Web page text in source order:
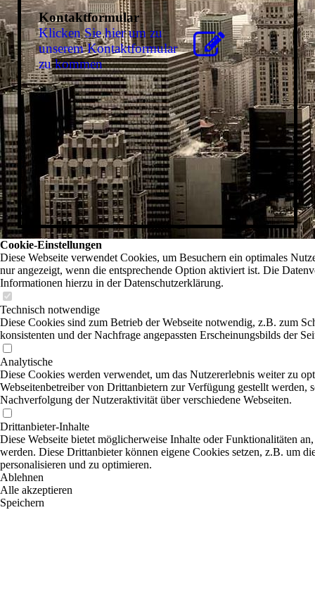
Kontaktformular
Klicken Sie hier um zu
unserem Kon­takt­for­mu­lar
zu kommen
Cookie-Einstellungen
Diese Webseite verwendet Cookies, um Besuchern ein optimales
nur angezeigt, wenn die entsprechende Option aktiviert ist. Die
Informationen hierzu in der Datenschutzerklärung.
Technisch notwendige
Diese Cookies sind zum Betrieb der Webseite notwendig, z.B. zum
konsistenten und der Nachfrage angepassten Erscheinungsbilds der
Analytische
Diese Cookies werden verwendet, um das Nutzererlebnis weiter zu
Webseitenbetreiber von Drittanbietern zur Verfügung gestellt
Nachverfolgung der Nutzeraktivität über verschiedene Webseiten.
Drittanbieter-Inhalte
Diese Webseite bietet möglicherweise Inhalte oder Funktionalitäten
werden. Diese Drittanbieter können eigene Cookies setzen, z.B. um
personalisieren und zu optimieren.
Ablehnen
Alle akzeptieren
Speichern